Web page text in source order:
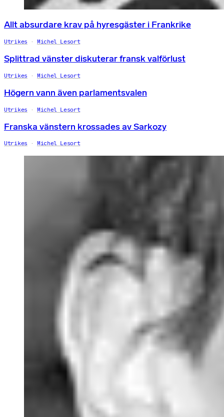
Allt absurdare krav på hyresgäster i Frankrike
Utrikes Michel Lesort
Splittrad vänster diskuterar fransk valförlust
Utrikes Michel Lesort
Högern vann även parlamentsvalen
Utrikes Michel Lesort
Franska vänstern krossades av Sarkozy
Utrikes Michel Lesort